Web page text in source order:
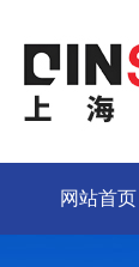
网站首页